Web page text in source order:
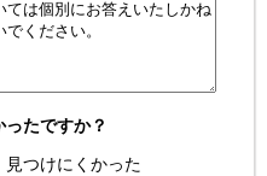
たですか？
見つけにくかった